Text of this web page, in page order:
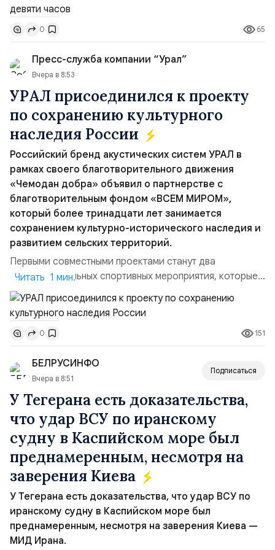
под флагом Камеруна, перевозившее из турецкого
порта Самсун в Новороссийск свежие овощи и фрукты.
Ранены...
0 65
Пресс-служба компании “Урал”
Вчера в 8:53
УРАЛ присоединился к проекту
по сохранению культурного
наследия России
Российский бренд акустических систем УРАЛ в
рамках своего благотворительного движения
«Чемодан добра» объявил о партнерстве с
благотворительным фондом «ВСЕМ МИРОМ»,
который более тринадцати лет занимается
сохранением культурно-исторического наследия и
развитием сельских территорий.
Первыми совместными проектами станут два
благотворительных спортивных мероприятия, которые
пройдут в августе в Ивановской области и объединят
жителей региона, волонтеров и участников со всей
страны. Для УРАЛ это продолжение философии
бренда, основанной на развитии российского
производства и продвижении русского звука.
Компания убеждена, что уважение к с...
Читать 1 мин.
0 151
БЕЛРУСИНФО
Вчера в 8:51
Подписаться
У Тегерана есть доказательства,
что удар ВСУ по иранскому
судну в Каспийском море был
преднамеренным, несмотря на
заверения Киева
У Тегерана есть доказательства, что удар ВСУ по
иранскому судну в Каспийском море был
преднамеренным, несмотря на заверения Киева —
МИД Ирана.